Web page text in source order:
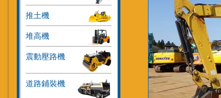
推土機
堆高機
震動壓路機
道路鋪裝機